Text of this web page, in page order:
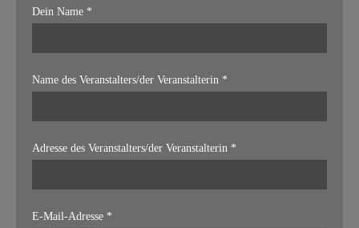
Dein Name *
Name des Veranstalters/der Veranstalterin *
Adresse des Veranstalters/der Veranstalterin *
E-Mail-Adresse *